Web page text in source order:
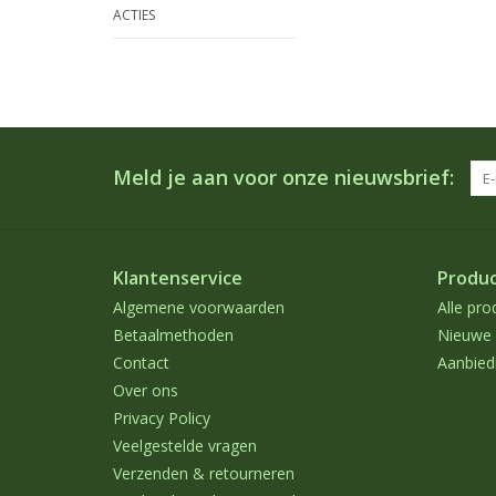
ACTIES
Meld je aan voor onze nieuwsbrief:
Klantenservice
Algemene voorwaarden
Betaalmethoden
Contact
Over ons
Privacy Policy
Veelgestelde vragen
Verzenden & retourneren
Alle